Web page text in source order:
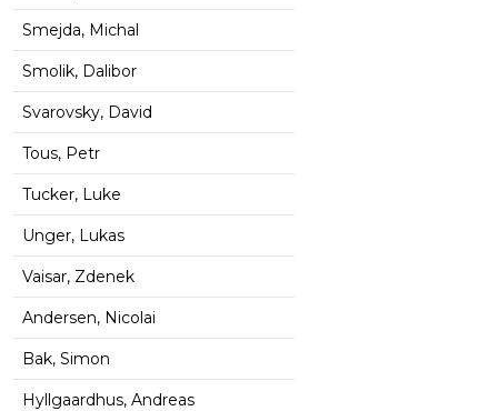
Smejda, Michal
Smolik, Dalibor
Svarovsky, David
Tous, Petr
Tucker, Luke
Unger, Lukas
Vaisar, Zdenek
Andersen, Nicolai
Bak, Simon
Hyllgaardhus, Andreas